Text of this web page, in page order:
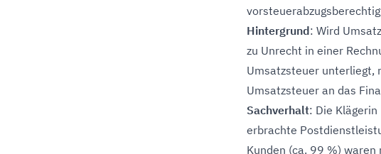
Hintergrund: Wird
zu Unrecht in einer
Umsatzsteuer unterliegt,
Umsatzsteuer an das
Sachverhalt: Die Klägerin
erbrachte
Kunden (ca. 99 %)